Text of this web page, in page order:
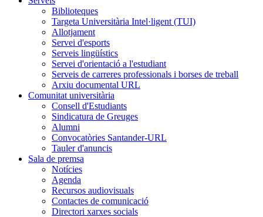
Biblioteques
Targeta Universitària Intel·ligent (TUI)
Allotjament
Servei d'esports
Serveis lingüístics
Servei d'orientació a l'estudiant
Serveis de carreres professionals i borses de treball
Arxiu documental URL
Comunitat universitària
Consell d'Estudiants
Sindicatura de Greuges
Alumni
Convocatòries Santander-URL
Tauler d'anuncis
Sala de premsa
Notícies
Agenda
Recursos audiovisuals
Contactes de comunicació
Directori xarxes socials